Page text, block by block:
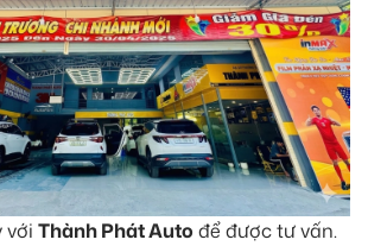
với Thành Phát Auto để được tư vấn.